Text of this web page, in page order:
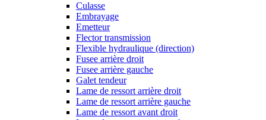
Culasse
Embrayage
Emetteur
Flector transmission
Flexible hydraulique (direction)
Fusee arrière droit
Fusee arrière gauche
Galet tendeur
Lame de ressort arrière droit
Lame de ressort arrière gauche
Lame de ressort avant droit